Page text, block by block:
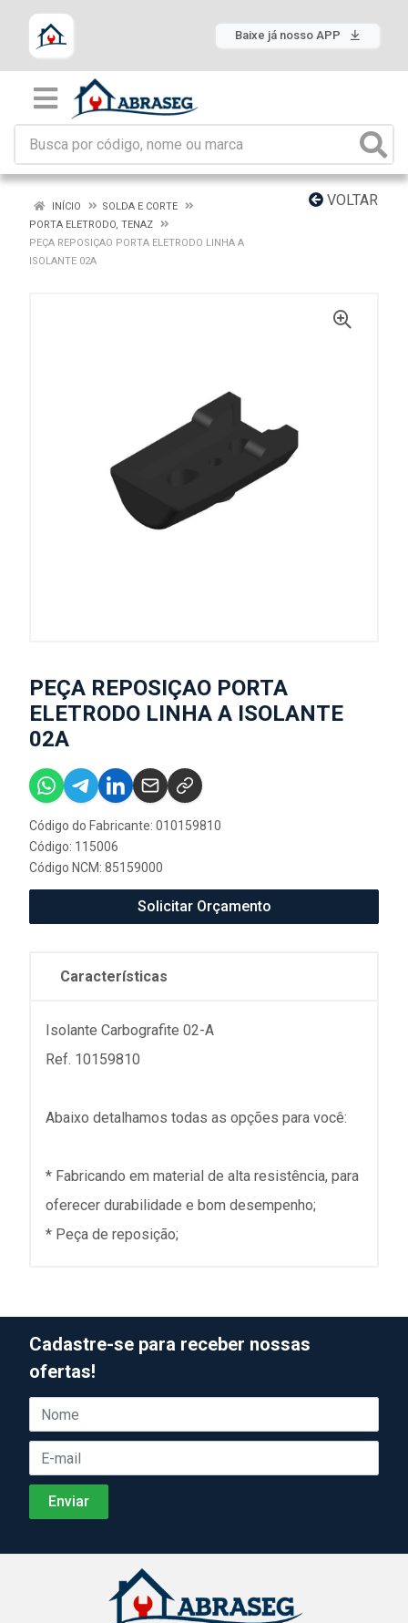
Baixe já nosso APP
VOLTAR
INÍCIO
SOLDA E CORTE
PORTA ELETRODO, TENAZ
PEÇA REPOSIÇAO PORTA ELETRODO LINHA A
ISOLANTE 02A
PEÇA REPOSIÇAO PORTA
ELETRODO LINHA A ISOLANTE
02A
Código do Fabricante: 010159810
Código: 115006
Código NCM: 85159000
Solicitar Orçamento
Características
Isolante Carbografite 02-A
Ref. 10159810
Abaixo detalhamos todas as opções para você:
* Fabricando em material de alta resistência, para
oferecer durabilidade e bom desempenho;
* Peça de reposição;
Cadastre-se para receber nossas
ofertas!